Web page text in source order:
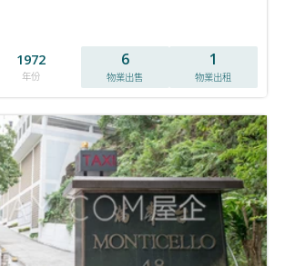
1972
年份
6
物業出售
1
物業出租